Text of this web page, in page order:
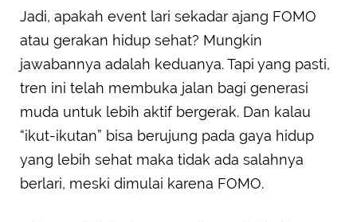
Jadi, apakah event lari sekadar ajang FOMO
atau gerakan hidup sehat? Mungkin
jawabannya adalah keduanya. Tapi yang pasti,
tren ini telah membuka jalan bagi generasi
muda untuk lebih aktif bergerak. Dan kalau
“ikut-ikutan” bisa berujung pada gaya hidup
yang lebih sehat maka tidak ada salahnya
berlari, meski dimulai karena FOMO.